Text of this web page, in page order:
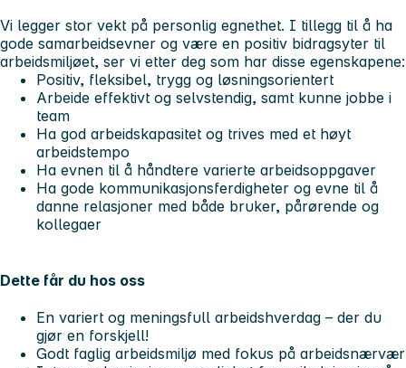
Vi legger stor vekt på personlig egnethet. I tillegg til å ha
gode samarbeidsevner og være en positiv bidragsyter til
arbeidsmiljøet, ser vi etter deg som har disse egenskapene:
Positiv, fleksibel, trygg og løsningsorientert
Arbeide effektivt og selvstendig, samt kunne jobbe i
team
Ha god arbeidskapasitet og trives med et høyt
arbeidstempo
Ha evnen til å håndtere varierte arbeidsoppgaver
Ha gode kommunikasjonsferdigheter og evne til å
danne relasjoner med både bruker, pårørende og
kollegaer
Dette får du hos oss
En variert og meningsfull arbeidshverdag – der du
gjør en forskjell!
Godt faglig arbeidsmiljø med fokus på arbeidsnærvær